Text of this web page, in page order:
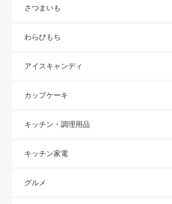
さつまいも
わらびもち
アイスキャンディ
カップケーキ
キッチン・調理用品
キッチン家電
グルメ